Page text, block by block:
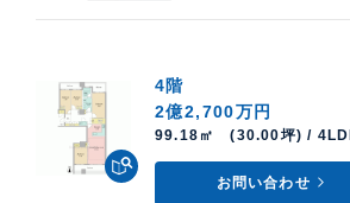
4階
2億2,700万円
99.18㎡ (30.00坪) /
お問い合わせ